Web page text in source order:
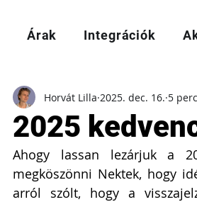
Árak Integrációk
2025
Horvát Lilla 2025. dec. 16. 5
Ahogy lassan lezárjuk a
megköszönni Nektek, hogy
arról szólt, hogy a